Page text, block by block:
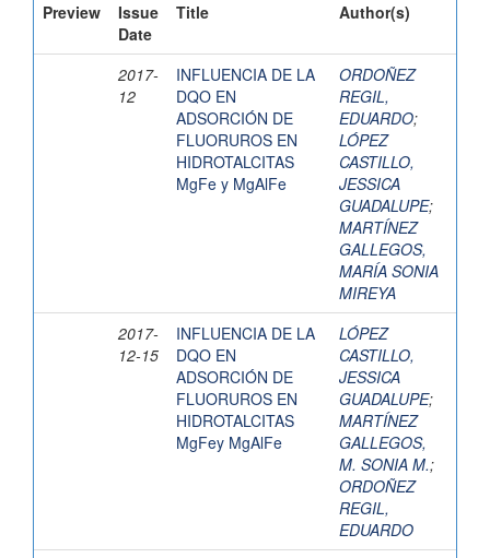
Preview
Issue
Date
Title Author(s)
2017-
12
INFLUENCIA DE LA
DQO EN
ADSORCIÓN DE
FLUORUROS EN
HIDROTALCITAS
MgFe y MgAlFe
ORDOÑEZ
REGIL,
EDUARDO;
LÓPEZ
CASTILLO,
JESSICA
GUADALUPE;
MARTÍNEZ
GALLEGOS,
MARÍA SONIA
MIREYA
2017-
12-15
INFLUENCIA DE LA
DQO EN
ADSORCIÓN DE
FLUORUROS EN
HIDROTALCITAS
MgFey MgAlFe
LÓPEZ
CASTILLO,
JESSICA
GUADALUPE;
MARTÍNEZ
GALLEGOS,
M. SONIA M.;
ORDOÑEZ
REGIL,
EDUARDO